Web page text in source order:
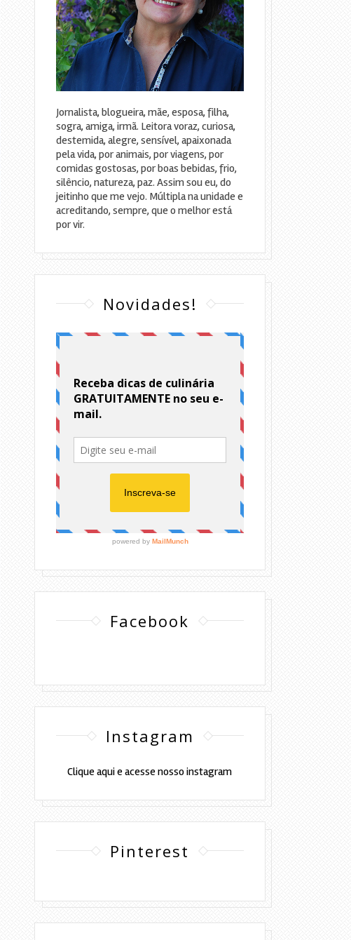
Jornalista, blogueira, mãe, esposa, filha,
sogra, amiga, irmã. Leitora voraz, curiosa,
destemida, alegre, sensível, apaixonada
pela vida, por animais, por viagens, por
comidas gostosas, por boas bebidas, frio,
silêncio, natureza, paz. Assim sou eu, do
jeitinho que me vejo. Múltipla na unidade e
acreditando, sempre, que o melhor está
por vir.
Novidades!
Facebook
Instagram
Clique aqui e acesse nosso instagram
Pinterest